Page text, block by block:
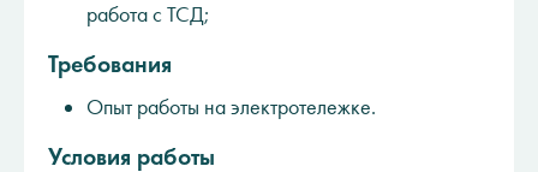
работа с ТСД;
Требования
Опыт работы на электротележке.
Условия работы